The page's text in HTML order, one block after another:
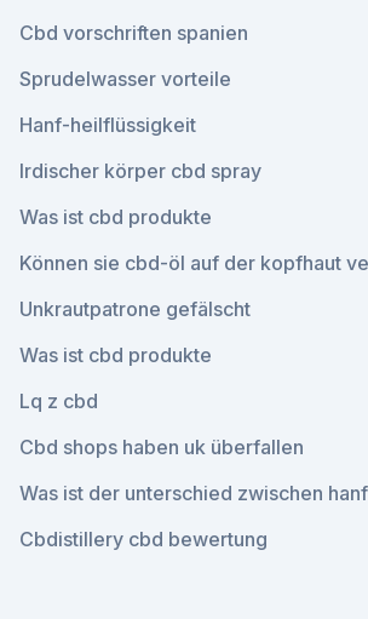
Cbd vorschriften spanien
Sprudelwasser vorteile
Hanf-heilflüssigkeit
Irdischer körper cbd spray
Was ist cbd produkte
Können sie cbd-öl auf der kopfhaut
Unkrautpatrone gefälscht
Was ist cbd produkte
Lq z cbd
Cbd shops haben uk überfallen
Was ist der unterschied zwischen
Cbdistillery cbd bewertung